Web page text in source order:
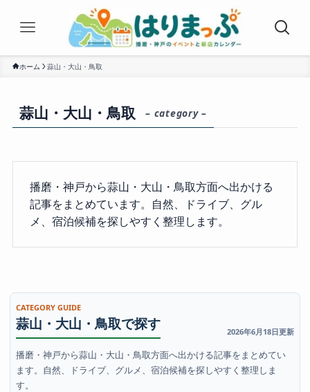
ホーム 蒜山・大山・鳥取
蒜山・大山・鳥取 – category –
播磨・神戸から蒜山・大山・鳥取方面へ出かける
記事をまとめています。自然、ドライブ、グル
メ、宿泊候補を探しやすく整理します。
CATEGORY GUIDE
蒜山・大山・鳥取で探す 2026年6月18日更新
播磨・神戸から蒜山・大山・鳥取方面へ出かける記事をまとめてい
ます。自然、ドライブ、グルメ、宿泊候補を探しやすく整理しま
す。